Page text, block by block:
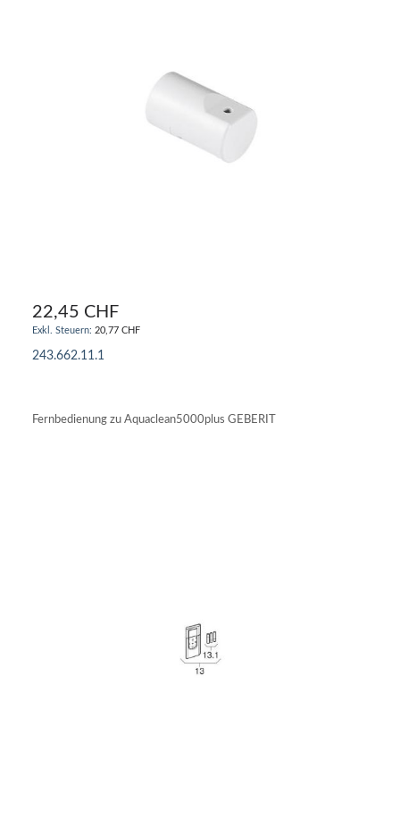
22,45 CHF
20,77 CHF
243.662.11.1
Fernbedienung zu Aquaclean5000plus GEBERIT